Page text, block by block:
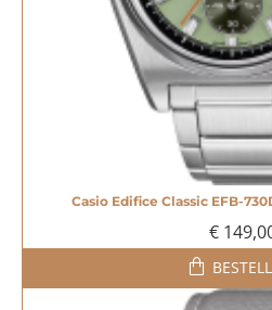
Casio Edifice Classic EFB-
€